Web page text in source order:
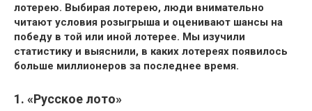
лотерею. Выбирая лотерею, люди внимательно
читают условия розыгрыша и оценивают шансы на
победу в той или иной лотерее. Мы изучили
статистику и выяснили, в каких лотереях появилось
больше миллионеров за последнее время.
1. «Русское лото»